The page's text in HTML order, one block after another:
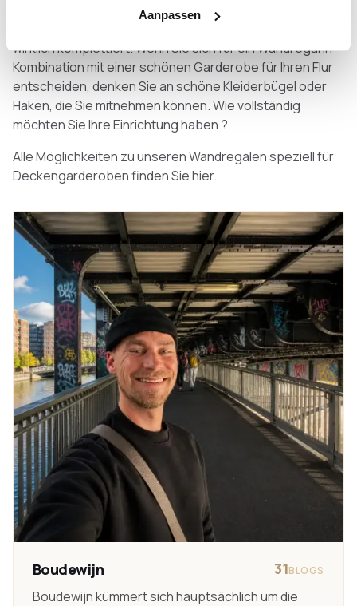
Aanpassen
nicht alles.. Bei Colorhanger können Sie Ihr Wandregal
wirklich komplettiert. Wenn Sie sich für ein Wandregal in
Kombination mit einer schönen Garderobe für Ihren Flur
entscheiden, denken Sie an schöne Kleiderbügel oder
Haken, die Sie mitnehmen können. Wie vollständig
möchten Sie Ihre Einrichtung haben ?
Alle Möglichkeiten zu unseren Wandregalen speziell für
Deckengarderoben finden Sie hier.
Boudewijn 31BLOGS
Boudewijn kümmert sich hauptsächlich um die